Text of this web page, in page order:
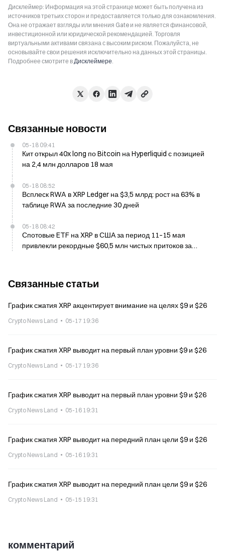
Дисклеймер: Информация на этой странице может быть получена из
источников третьих сторон и предоставляется только для ознакомления.
Она не отражает взгляды или мнения Gate и не является финансовой,
инвестиционной или юридической рекомендацией. Торговля
виртуальными активами связана с высоким риском. Пожалуйста, не
основывайте свои решения исключительно на данных этой страницы.
Подробнее смотрите вДисклеймере.
Связанные новости
05-18 09:41
Кит открыл 40x long по Bitcoin на Hyperliquid с позицией
на 2,4 млн долларов 18 мая
05-18 08:52
Всплеск RWA в XRP Ledger на $3,5 млрд: рост на 63% в
таблице RWA за последние 30 дней
05-18 08:42
Спотовые ETF на XRP в США за период 11–15 мая
привлекли рекордные $60,5 млн чистых притоков за
Связанные статьи
График сжатия XRP акцентирует внимание на целях $9 и $26
Crypto News Land 05-17 19:36
График сжатия XRP выводит на первый план уровни $9 и $26
Crypto News Land 05-17 19:36
График сжатия XRP выводит на первый план уровни $9 и $26
Crypto News Land 05-16 19:31
График сжатия XRP выводит на передний план цели $9 и $26
Crypto News Land 05-16 19:31
График сжатия XRP выводит на передний план цели $9 и $26
Crypto News Land 05-15 19:31
комментарий